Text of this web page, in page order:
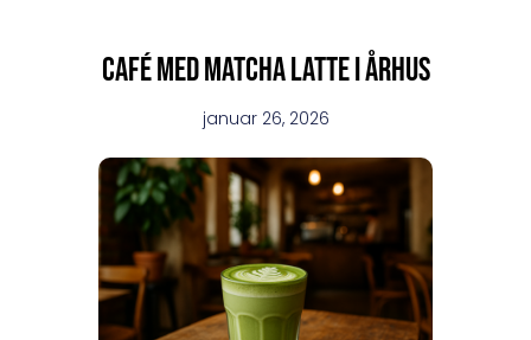
Café med matcha latte i århus
januar 26, 2026